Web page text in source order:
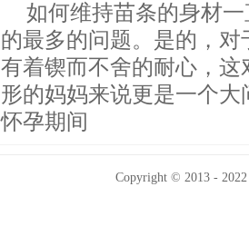
如何维持苗条的身材
的最多的问题。是的，
有着锲而不舍的耐心，
形的妈妈来说更是一个
怀孕期间
Copyright © 2013 -